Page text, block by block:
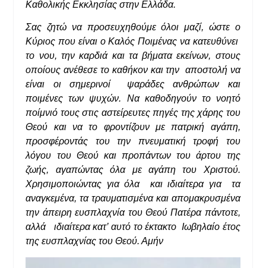
Καθολικής Εκκλησίας στην Ελλάδα.
Σας ζητώ να προσευχηθούμε όλοι μαζί, ώστε ο
Κύριος που είναι ο Καλός Ποιμένας να κατευθύνει
το νου, την καρδιά και τα βήματα εκείνων, στους
οποίους ανέθεσε το καθήκον και την αποστολή να
είναι οι σημερινοί ψαράδες ανθρώπων και
ποιμένες των ψυχών. Να καθοδηγούν το νοητό
ποίμνιό τους στις αστείρευτες πηγές της χάρης του
Θεού και να το φροντίζουν με πατρική αγάπη,
προσφέροντάς του την πνευματική τροφή του
λόγου του Θεού και προπάντων του άρτου της
ζωής, αγαπώντας όλα με αγάπη του Χριστού.
Χρησιμοποιώντας για όλα και ιδιαίτερα για τα
αναγκεμένα, τα τραυματισμένα και απομακρυσμένα
την άπειρη ευσπλαχνία του Θεού Πατέρα πάντοτε,
αλλά ιδιαίτερα κατ’ αυτό το έκτακτο Ιωβηλαίο έτος
της ευσπλαχνίας του Θεού. Αμήν